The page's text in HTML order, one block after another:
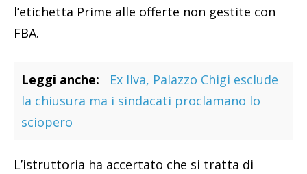
l’etichetta Prime alle offerte non gestite con
FBA.
Leggi anche:
Ex Ilva, Palazzo Chigi esclude
la chiusura ma i sindacati proclamano lo
sciopero
L’istruttoria ha accertato che si tratta di